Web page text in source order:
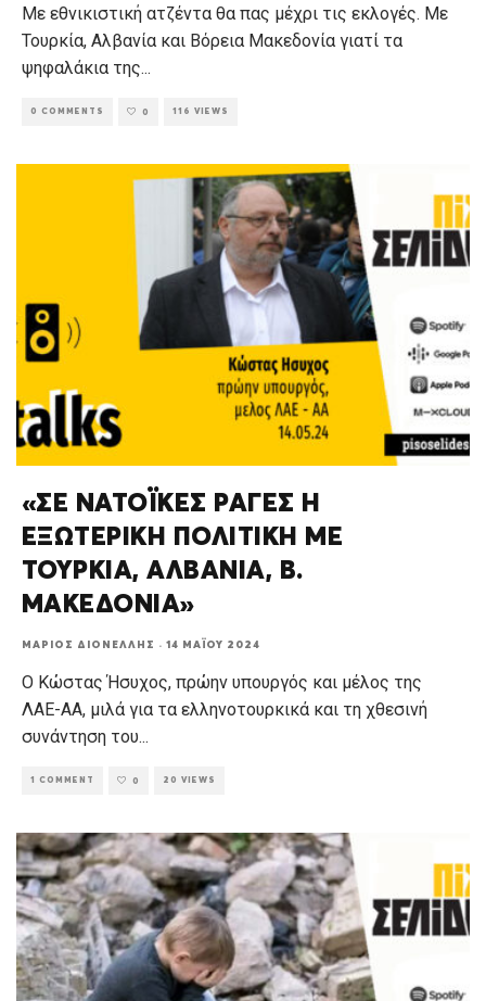
Με εθνικιστική ατζέντα θα πας μέχρι τις εκλογές. Με
Τουρκία, Αλβανία και Βόρεια Μακεδονία γιατί τα
ψηφαλάκια της...
0 COMMENTS 0 116 VIEWS
«ΣΕ ΝΑΤΟΪΚΕΣ ΡΑΓΕΣ Η
ΕΞΩΤΕΡΙΚΗ ΠΟΛΙΤΙΚΗ ΜΕ
ΤΟΥΡΚΙΑ, ΑΛΒΑΝΙΑ, Β.
ΜΑΚΕΔΟΝΙΑ»
ΜΆΡΙΟΣ ΔΙΟΝΈΛΛΗΣ · 14 ΜΑΪ́ΟΥ 2024
Ο Κώστας Ήσυχος, πρώην υπουργός και μέλος της
ΛΑΕ-ΑΑ, μιλά για τα ελληνοτουρκικά και τη χθεσινή
συνάντηση του...
1 COMMENT 0 20 VIEWS